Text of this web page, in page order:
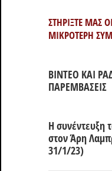
ΣΤΗΡΙΞΤΕ ΜΑΣ
ΜΙΚΡΟΤΕΡΗ
ΒΙΝΤΕΟ ΚΑΙ
ΠΑΡΕΜΒΑΣΕΙΣ
Η συνέντευξη
στον Άρη
31/1/23)